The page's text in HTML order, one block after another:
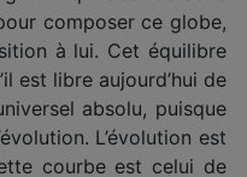
com­poser ce globe,
à lui. Cet équilibre
est libre aujourd’hui de
absolu, puisque
L’évolution est
courbe est celui de